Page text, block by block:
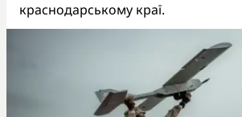
краснодарському краї.